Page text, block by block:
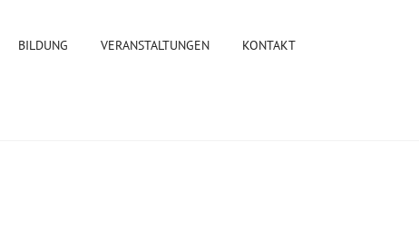
BILDUNG VERANSTALTUNGEN KONTAKT